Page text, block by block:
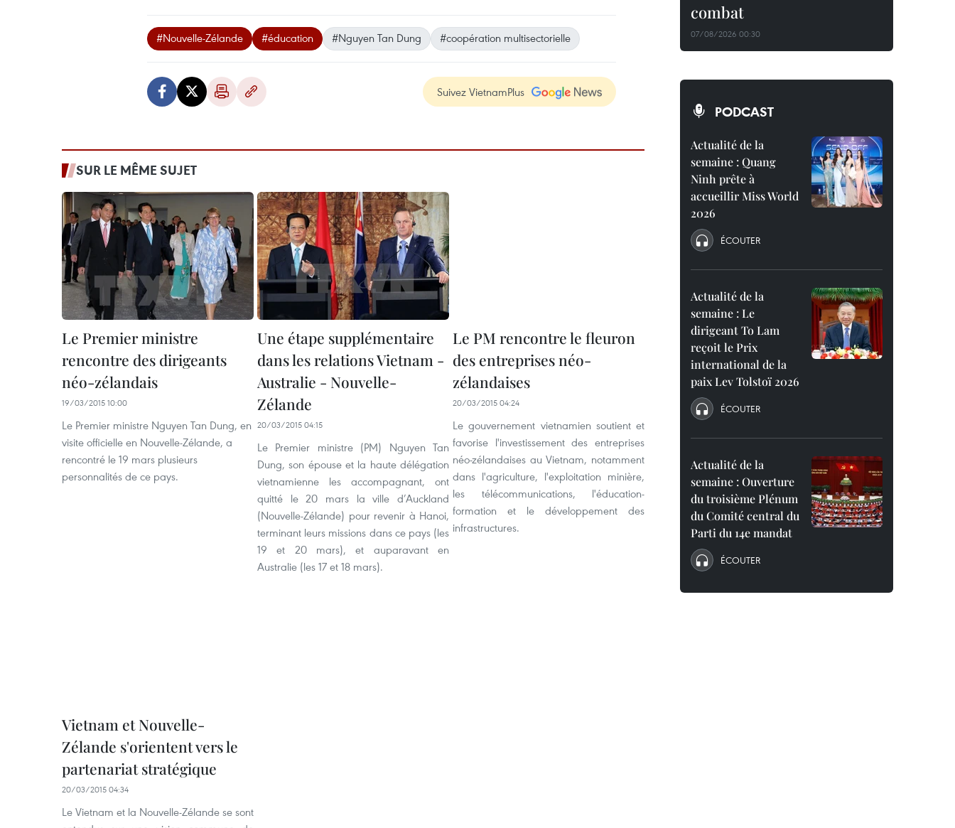
#Nouvelle-Zélande #éducation #Nguyen Tan Dung #coopération multisectorielle
Suivez VietnamPlus
SUR LE MÊME SUJET
Le Premier ministre
rencontre des dirigeants
néo-zélandais
19/03/2015 10:00
Le Premier ministre Nguyen Tan Dung, en
visite officielle en Nouvelle-Zélande, a
rencontré le 19 mars plusieurs
personnalités de ce pays.
Une étape supplémentaire
dans les relations Vietnam -
Australie - Nouvelle-
Zélande
20/03/2015 04:15
Le Premier ministre (PM) Nguyen Tan
Dung, son épouse et la haute délégation
vietnamienne les accompagnant, ont
quitté le 20 mars la ville d’Auckland
(Nouvelle-Zélande) pour revenir à Hanoi,
terminant leurs missions dans ce pays (les
19 et 20 mars), et auparavant en
Australie (les 17 et 18 mars).
Le PM rencontre le fleuron
des entreprises néo-
zélandaises
20/03/2015 04:24
Le gouvernement vietnamien soutient et
favorise l'investissement des entreprises
néo-zélandaises au Vietnam, notamment
dans l'agriculture, l'exploitation minière,
les télécommunications, l'éducation-
formation et le développement des
infrastructures.
Vietnam et Nouvelle-
Zélande s'orientent vers le
partenariat stratégique
20/03/2015 04:34
Le Vietnam et la Nouvelle-Zélande se sont
combat
07/08/2026 00:30
PODCAST
Actualité de la
semaine : Quang
Ninh prête à
accueillir Miss World
2026
ÉCOUTER
Actualité de la
semaine : Le
dirigeant To Lam
reçoit le Prix
international de la
paix Lev Tolstoï 2026
ÉCOUTER
Actualité de la
semaine : Ouverture
du troisième Plénum
du Comité central du
Parti du 14e mandat
ÉCOUTER